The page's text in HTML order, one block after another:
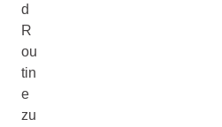
d
R
ou
tin
e
zu